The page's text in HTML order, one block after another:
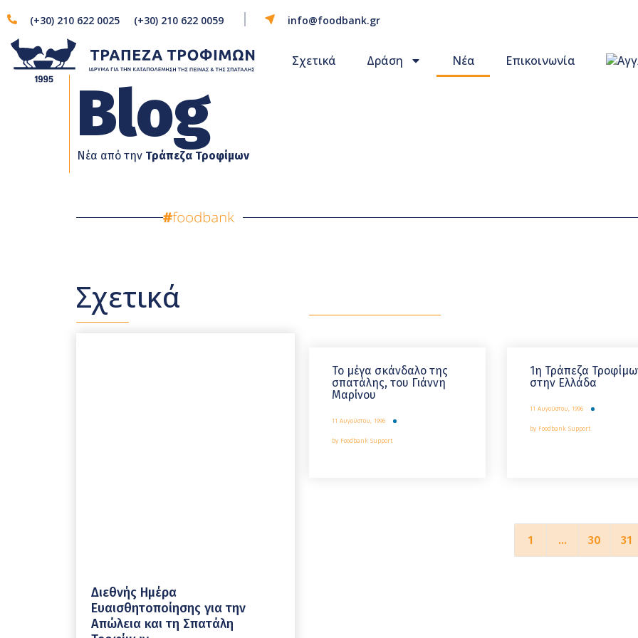
(+30) 210 622 0025 (+30) 210 622 0059 info@foodbank.gr
Σχετικά Δράση Νέα Επικοινωνία
Blog
Νέα από την Τράπεζα Τροφίμων
Σχετικά
Διεθνής Ημέρα
Ευαισθητοποίησης για την
Απώλεια και τη Σπατάλη
Το μέγα σκάνδαλο της
σπατάλης, του Γιάννη
Μαρίνου
11 Αυγούστου, 1996
by Foodbank Support
1η Τράπεζα
στην Ελλάδα
11 Αυγούστου, 1996
by Foodbank Support
1 … 30 31